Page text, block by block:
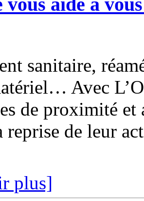
sanitaire,
Avec
de proximité
reprise de leur
plus]